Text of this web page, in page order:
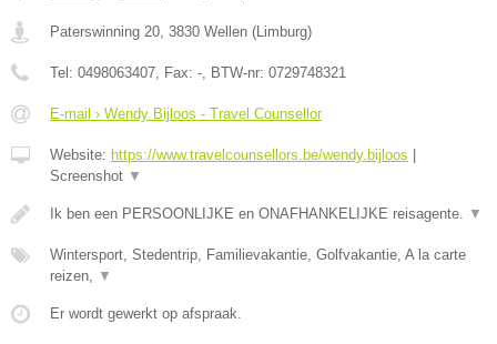
Paterswinning 20 3830 Wellen ( Limburg)
Tel: 0498063407 , Fax: - , BTW-nr: 0729748321
E-mail › Wendy Bijloos - Travel Counsellor
Website: https://www.travelcounsellors.be/wendy.bijloos
Screenshot ▼
Ik ben een PERSOONLIJKE en ONAFHANKELIJKE reisagente. ▼
Wintersport, Stedentrip, Familievakantie, Golfvakantie, A la carte
reizen,
▼
Er wordt gewerkt op afspraak.